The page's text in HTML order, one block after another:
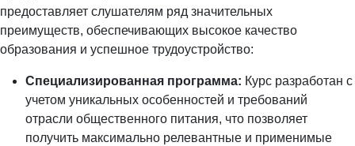
предоставляет слушателям ряд значительных
преимуществ, обеспечивающих высокое качество
образования и успешное трудоустройство:
Специализированная программа: Курс разработан с
учетом уникальных особенностей и требований
отрасли общественного питания, что позволяет
получить максимально релевантные и применимые